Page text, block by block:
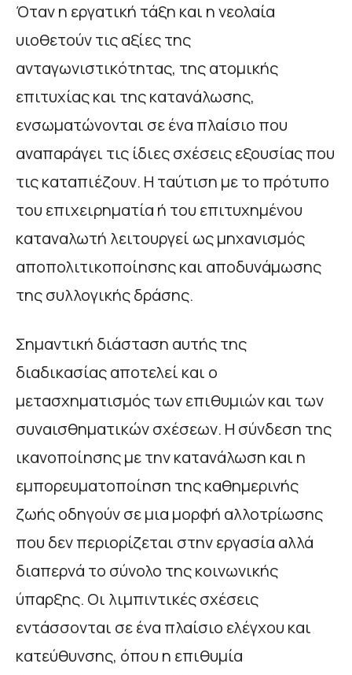
Όταν η εργατική τάξη και η νεολαία
υιοθετούν τις αξίες της
ανταγωνιστικότητας, της ατομικής
επιτυχίας και της κατανάλωσης,
ενσωματώνονται σε ένα πλαίσιο που
αναπαράγει τις ίδιες σχέσεις εξουσίας που
τις καταπιέζουν. Η ταύτιση με το πρότυπο
του επιχειρηματία ή του επιτυχημένου
καταναλωτή λειτουργεί ως μηχανισμός
αποπολιτικοποίησης και αποδυνάμωσης
της συλλογικής δράσης.
Σημαντική διάσταση αυτής της
διαδικασίας αποτελεί και ο
μετασχηματισμός των επιθυμιών και των
συναισθηματικών σχέσεων. Η σύνδεση της
ικανοποίησης με την κατανάλωση και η
εμπορευματοποίηση της καθημερινής
ζωής οδηγούν σε μια μορφή αλλοτρίωσης
που δεν περιορίζεται στην εργασία αλλά
διαπερνά το σύνολο της κοινωνικής
ύπαρξης. Οι λιμπιντικές σχέσεις
εντάσσονται σε ένα πλαίσιο ελέγχου και
κατεύθυνσης, όπου η επιθυμία